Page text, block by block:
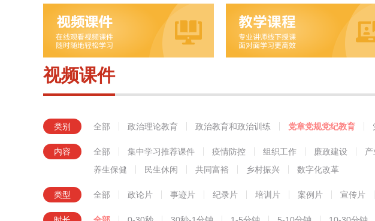
领导动态
自身建设
组工之窗
政治教育和政治训练
党章党规党纪教育
革命传统教育
视频课件
类别 全部 政治理论教育 政治教育和政治训练 党章党规党纪教育
内容 全部 集中学习推荐课件 疫情防控 组织工作 廉政建设
养生保健
民生休闲 共同富裕 乡村振兴 数字化改革
类型 全部 政论片 事迹片 纪录片 培训片 案例片 宣传片